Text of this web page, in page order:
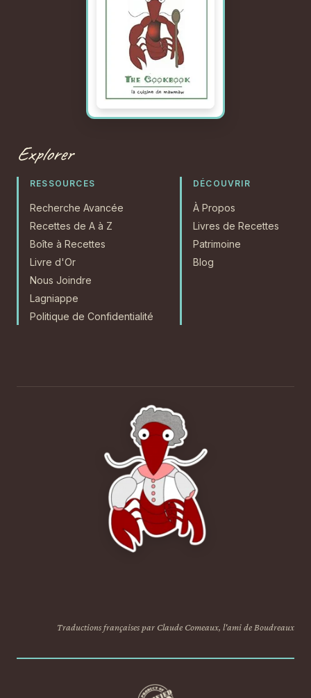
Explorer
RESSOURCES
Recherche Avancée
Recettes de A à Z
Boîte à Recettes
Livre d'Or
Nous Joindre
Lagniappe
Politique de Confidentialité
DÉCOUVRIR
À Propos
Livres de Recettes
Patrimoine
Blog
Traductions françaises par Claude Comeaux, l'ami de Boudreaux